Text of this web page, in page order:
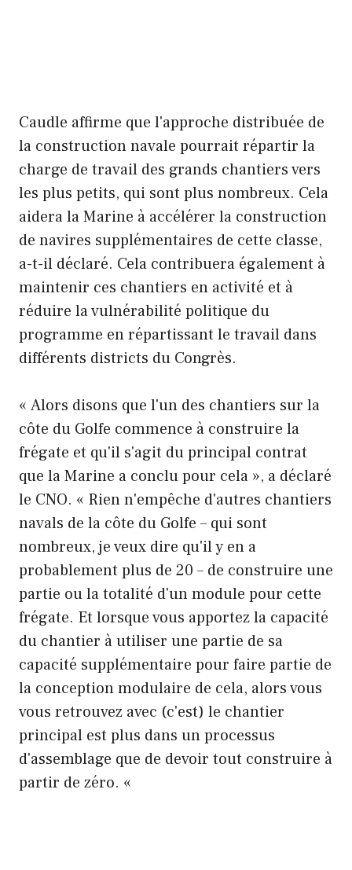
Caudle affirme que l'approche distribuée de
la construction navale pourrait répartir la
charge de travail des grands chantiers vers
les plus petits, qui sont plus nombreux. Cela
aidera la Marine à accélérer la construction
de navires supplémentaires de cette classe,
a-t-il déclaré. Cela contribuera également à
maintenir ces chantiers en activité et à
réduire la vulnérabilité politique du
programme en répartissant le travail dans
différents districts du Congrès.
« Alors disons que l'un des chantiers sur la
côte du Golfe commence à construire la
frégate et qu'il s'agit du principal contrat
que la Marine a conclu pour cela », a déclaré
le CNO. « Rien n'empêche d'autres chantiers
navals de la côte du Golfe – qui sont
nombreux, je veux dire qu'il y en a
probablement plus de 20 – de construire une
partie ou la totalité d'un module pour cette
frégate. Et lorsque vous apportez la capacité
du chantier à utiliser une partie de sa
capacité supplémentaire pour faire partie de
la conception modulaire de cela, alors vous
vous retrouvez avec (c'est) le chantier
principal est plus dans un processus
d'assemblage que de devoir tout construire à
partir de zéro. «